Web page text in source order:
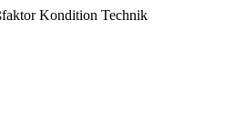
Kondition Technik